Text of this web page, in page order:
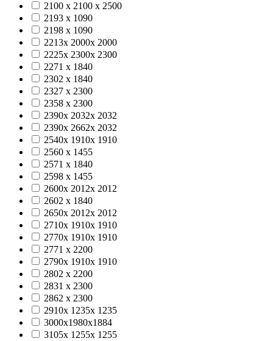
2100 x 2100 x 2500
2193 х 1090
2198 х 1090
2213х 2000х 2000
2225х 2300х 2300
2271 х 1840
2302 х 1840
2327 х 2300
2358 х 2300
2390х 2032х 2032
2390х 2662х 2032
2540х 1910х 1910
2560 х 1455
2571 х 1840
2598 х 1455
2600х 2012х 2012
2602 х 1840
2650х 2012х 2012
2710х 1910х 1910
2770х 1910х 1910
2771 х 2200
2790х 1910х 1910
2802 х 2200
2831 х 2300
2862 х 2300
2910х 1235х 1235
3000x1980x1884
3105х 1255х 1255